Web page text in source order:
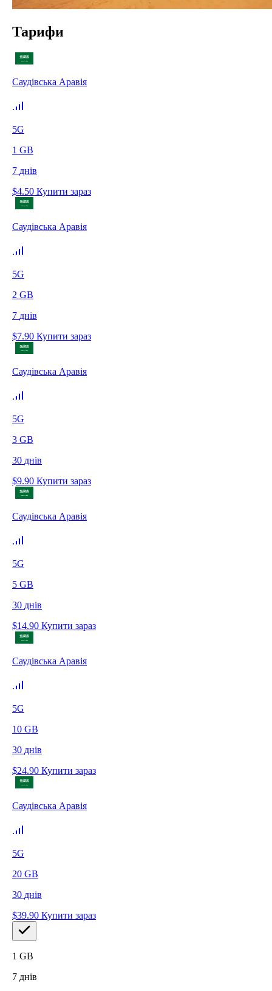
Тарифи
Саудівська Аравія
5G
1 GB
7 днів
$4.50 Купити зараз
Саудівська Аравія
5G
2 GB
7 днів
$7.90 Купити зараз
Саудівська Аравія
5G
3 GB
30 днів
$9.90 Купити зараз
Саудівська Аравія
5G
5 GB
30 днів
$14.90 Купити зараз
Саудівська Аравія
5G
10 GB
30 днів
$24.90 Купити зараз
Саудівська Аравія
5G
20 GB
30 днів
$39.90 Купити зараз
1 GB
7 днів